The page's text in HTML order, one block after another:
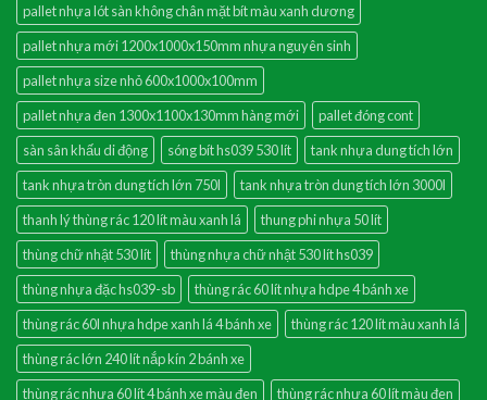
pallet nhựa lót sàn không chân mặt bít màu xanh dương
pallet nhựa mới 1200x1000x150mm nhựa nguyên sinh
pallet nhựa size nhỏ 600x1000x100mm
pallet nhựa đen 1300x1100x130mm hàng mới
pallet đóng cont
sàn sân khấu di động
sóng bít hs039 530 lít
tank nhựa dung tích lớn
tank nhựa tròn dung tích lớn 750l
tank nhựa tròn dung tích lớn 3000l
thanh lý thùng rác 120 lít màu xanh lá
thung phi nhựa 50 lít
thùng chữ nhật 530 lít
thùng nhựa chữ nhật 530 lít hs039
thùng nhựa đặc hs039-sb
thùng rác 60 lít nhựa hdpe 4 bánh xe
thùng rác 60l nhựa hdpe xanh lá 4 bánh xe
thùng rác 120 lít màu xanh lá
thùng rác lớn 240 lít nắp kín 2 bánh xe
thùng rác nhưa 60 lít 4 bánh xe màu đen
thùng rác nhưa 60 lít màu đen